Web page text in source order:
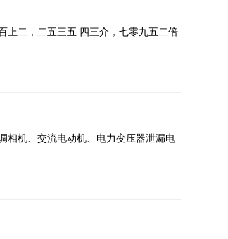
上二，二五三五 四三介，七零九五二倍
相机、交流电动机、电力变压器泄漏电